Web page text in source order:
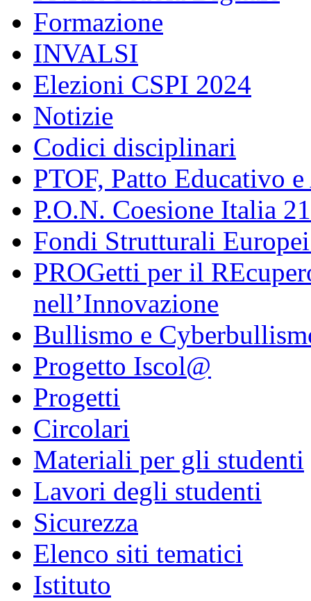
Formazione
INVALSI
Elezioni CSPI 2024
Notizie
Codici disciplinari
PTOF, Patto Educativo
P.O.N. Coesione Italia
Fondi Strutturali
PROGetti per il
nell’Innovazione
Bullismo e
Progetto Iscol@
Progetti
Circolari
Materiali per gli studenti
Lavori degli studenti
Sicurezza
Elenco siti tematici
Istituto